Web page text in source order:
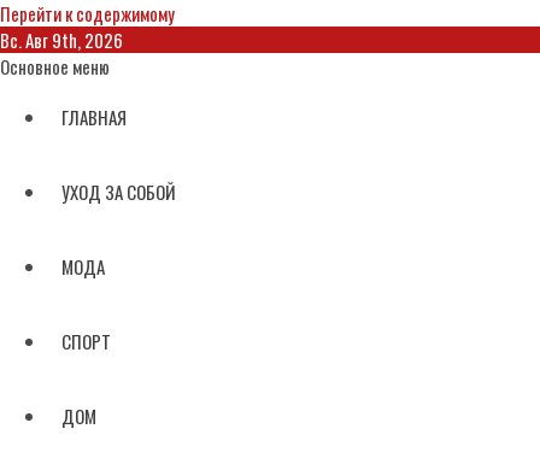
Перейти к содержимому
Вс. Авг 9th, 2026
Основное меню
ГЛАВНАЯ
УХОД ЗА СОБОЙ
МОДА
СПОРТ
ДОМ